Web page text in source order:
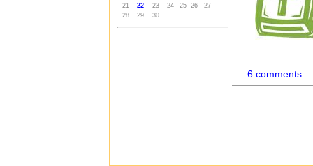
21
22 23 24 25 26
27
28
29 30
6 comments